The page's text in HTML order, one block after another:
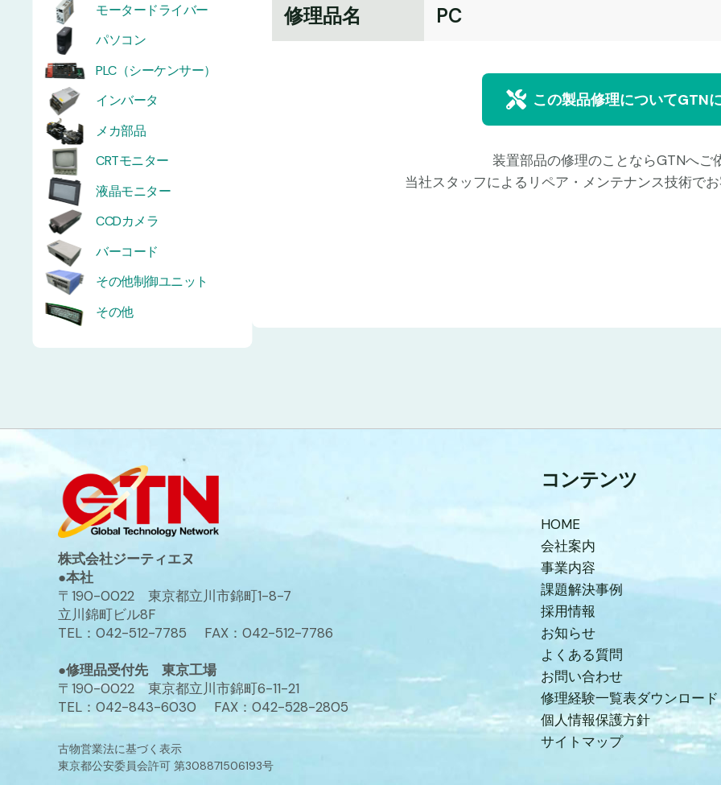
モータードライバー
パソコン
PLC（シーケンサー）
インバータ
メカ部品
CRTモニター
液晶モニター
CCDカメラ
バーコード
その他制御ユニット
その他
修理品名
PC
この製品修理についてGTN
装置部品の修理のことならGTNへご
当社スタッフによるリペア・メンテナンス技術で
株式会社ジーティエヌ
●本社
〒190-0022 東京都立川市錦町1-8-7
立川錦町ビル8F
TEL：042-512-7785 FAX：042-512-7786
●修理品受付先 東京工場
〒190-0022 東京都立川市錦町6-11-21
TEL：042-843-6030 FAX：042-528-2805
古物営業法に基づく表示
東京都公安委員会許可 第308871506193号
コンテンツ
HOME
会社案内
事業内容
課題解決事例
採用情報
お知らせ
よくある質問
お問い合わせ
修理経験一覧表ダウンロード
個人情報保護方針
サイトマップ